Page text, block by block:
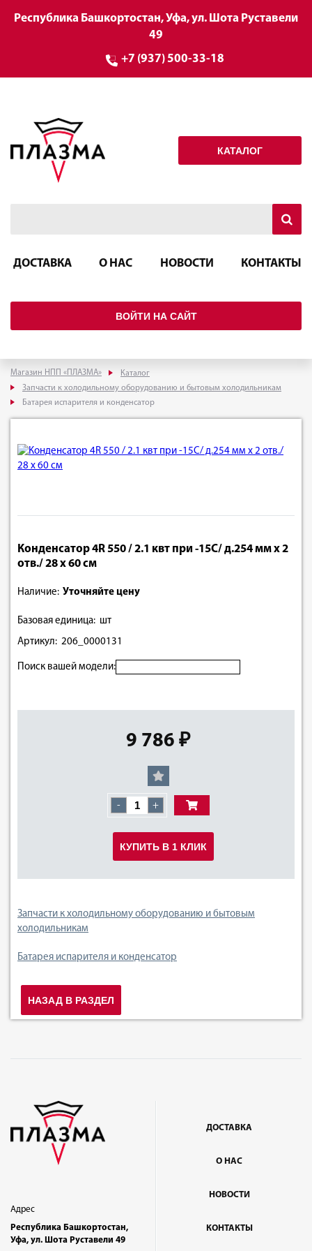
Республика Башкортостан, Уфа, ул. Шота Руставели
49
+7 (937) 500-33-18
КАТАЛОГ
ДОСТАВКА О НАС НОВОСТИ КОНТАКТЫ
ВОЙТИ НА САЙТ
Магазин НПП «ПЛАЗМА»
Каталог
Запчасти к холодильному оборудованию и бытовым холодильникам
Батарея испарителя и конденсатор
Конденсатор 4R 550 / 2.1 квт при -15С/ д.254 мм х 2
отв./ 28 х 60 см
Наличие: Уточняйте цену
Базовая единица: шт
Артикул: 206_0000131
Поиск вашей модели:
9 786 ₽
- +
КУПИТЬ В 1 КЛИК
Запчасти к холодильному оборудованию и бытовым
холодильникам
Батарея испарителя и конденсатор
НАЗАД В РАЗДЕЛ
Адрес
Республика Башкортостан,
Уфа, ул. Шота Руставели 49
ДОСТАВКА
О НАС
НОВОСТИ
КОНТАКТЫ